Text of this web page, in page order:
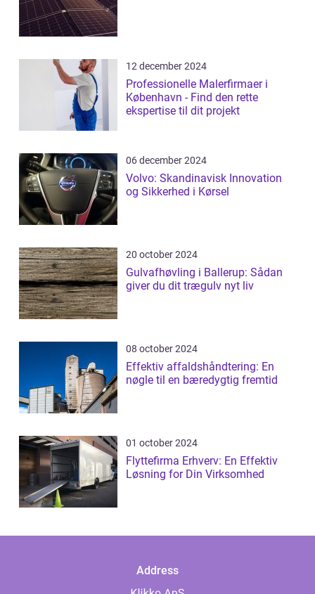
12 december 2024
Professionelle Malerfirmaer i
København - Find den rette
ekspertise til dit projekt
06 december 2024
Volvo: Skandinavisk Innovation
og Sikkerhed i Kørsel
20 october 2024
Gulvafhøvling i Ballerup: Sådan
giver du dit trægulv nyt liv
08 october 2024
Effektiv affaldshåndtering: En
nøgle til en bæredygtig fremtid
01 october 2024
Flyttefirma Erhverv: En Effektiv
Løsning for Din Virksomhed
Address